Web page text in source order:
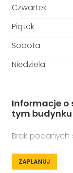
Czwartek
Piątek
Sobota
Niedziela
Informacje o
tym budynku
Brak podanych
ZAPLANUJ